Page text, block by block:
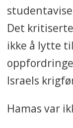
Det
ikke å lytte
Israels
Hamas var